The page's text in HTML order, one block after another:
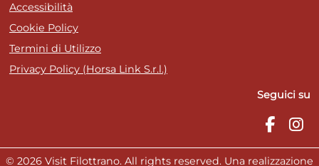
Accessibilità
Cookie Policy
Termini di Utilizzo
Privacy Policy (Horsa Link S.r.l.)
Seguici su
© 2026 Visit Filottrano. All rights reserved. Una realizzazione